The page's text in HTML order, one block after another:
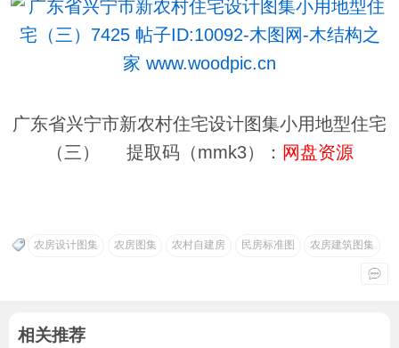
广东省兴宁市新农村住宅设计图集小用地型住宅
（三） 提取码（mmk3）： 网盘资源
农房设计图集 农房图集 农村自建房 民房标准图 农房建筑图集
相关推荐